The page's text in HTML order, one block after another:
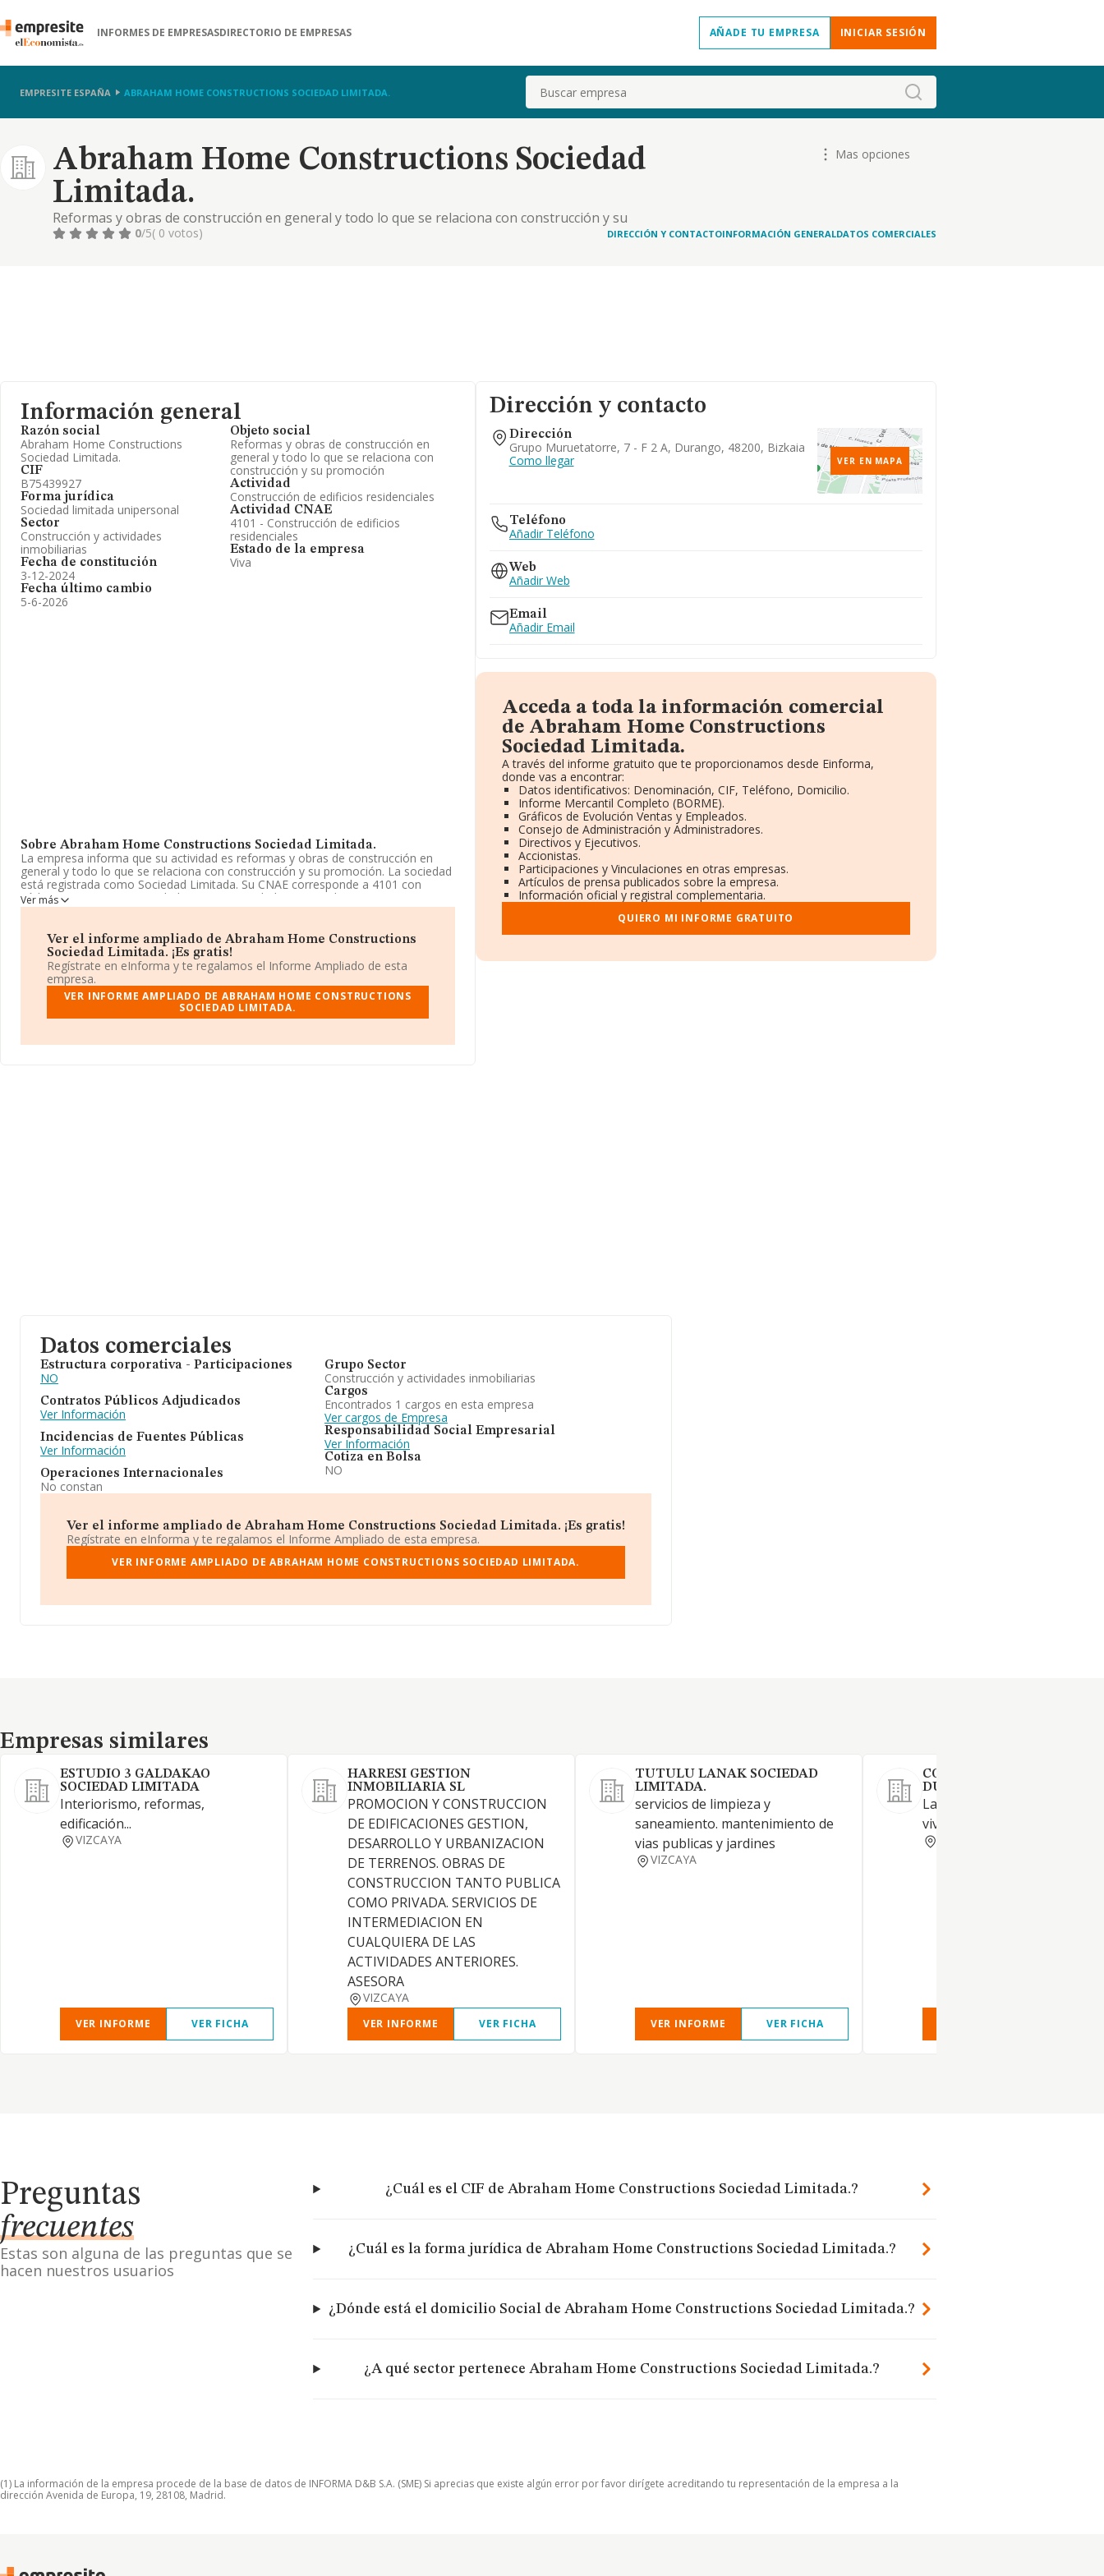
INFORMES DE EMPRESASDIRECTORIO DE EMPRESAS AÑADE TU EMPRESA INICIAR SESIÓN
EMPRESITE ESPAÑA ABRAHAM HOME CONSTRUCTIONS SOCIEDAD LIMITADA. Buscar
Abraham Home Constructions Sociedad
Limitada.
Reformas y obras de construcción en general y todo lo que se relaciona con construcción y su
promoción
Mas opciones
0/5( 0 votos) DIRECCIÓN Y CONTACTOINFORMACIÓN GENERALDATOS COMERCIALES
Información general
Razón social
Abraham Home Constructions
Sociedad Limitada.
CIF
B75439927
Forma jurídica
Sociedad limitada unipersonal
Sector
Construcción y actividades
inmobiliarias
Fecha de constitución
3-12-2024
Fecha último cambio
5-6-2026
Objeto social
Reformas y obras de construcción en
general y todo lo que se relaciona con
construcción y su promoción
Actividad
Construcción de edificios residenciales
Actividad CNAE
4101 - Construcción de edificios
residenciales
Estado de la empresa
Viva
Sobre Abraham Home Constructions Sociedad Limitada.
La empresa informa que su actividad es reformas y obras de construcción en
general y todo lo que se relaciona con construcción y su promoción. La sociedad
está registrada como Sociedad Limitada. Su CNAE corresponde a 4101 con
código '%cnae%'. La sociedad no tiene actividad en mercados exteriores.
B75439927, se encuentra en Grupo Muruetatorre núm. 7 F 2 A, (48200),
Durango, en Vizcaya, País Vasco.
Con los datos a disposición de INFORMA sobre 188.948 empresas
pertenecientes al sector, en el ámbito nacional la facturación alcanza la cifra de
36.783 millones de euros y la media entre todas las compañías es de 194 mil
euros de ventas. En cuanto a la información relativa a la provincia de Vizcaya, en
millones de euros. Con el fin de ampliar la información relativa a las compañías,
Ver más
Ver el informe ampliado de Abraham Home Constructions
Sociedad Limitada. ¡Es gratis!
Regístrate en eInforma y te regalamos el Informe Ampliado de esta
empresa.
VER INFORME AMPLIADO DE ABRAHAM HOME CONSTRUCTIONS
SOCIEDAD LIMITADA.
Dirección y contacto
Dirección
Grupo Muruetatorre, 7 - F 2 A, Durango, 48200, Bizkaia
Como llegar
VER EN MAPA
Teléfono
Añadir Teléfono
Web
Añadir Web
Email
Añadir Email
Acceda a toda la información comercial
de Abraham Home Constructions
Sociedad Limitada.
A través del informe gratuito que te proporcionamos desde Einforma,
donde vas a encontrar:
Datos identificativos: Denominación, CIF, Teléfono, Domicilio.
Informe Mercantil Completo (BORME).
Gráficos de Evolución Ventas y Empleados.
Consejo de Administración y Administradores.
Directivos y Ejecutivos.
Accionistas.
Participaciones y Vinculaciones en otras empresas.
Artículos de prensa publicados sobre la empresa.
Información oficial y registral complementaria.
QUIERO MI INFORME GRATUITO
Datos comerciales
Estructura corporativa - Participaciones
NO
Contratos Públicos Adjudicados
Ver Información
Incidencias de Fuentes Públicas
Ver Información
Operaciones Internacionales
No constan
Grupo Sector
Construcción y actividades inmobiliarias
Cargos
Encontrados 1 cargos en esta empresa
Ver cargos de Empresa
Responsabilidad Social Empresarial
Ver Información
Cotiza en Bolsa
NO
Ver el informe ampliado de Abraham Home Constructions Sociedad Limitada. ¡Es gratis!
Regístrate en eInforma y te regalamos el Informe Ampliado de esta empresa.
VER INFORME AMPLIADO DE ABRAHAM HOME CONSTRUCTIONS SOCIEDAD LIMITADA.
Empresas similares
Empresas similares
ESTUDIO 3 GALDAKAO
SOCIEDAD LIMITADA
Interiorismo, reformas,
edificación...
VIZCAYA
VER INFORME VER FICHA
HARRESI GESTION
INMOBILIARIA SL
PROMOCION Y CONSTRUCCION
DE EDIFICACIONES GESTION,
DESARROLLO Y URBANIZACION
DE TERRENOS. OBRAS DE
CONSTRUCCION TANTO PUBLICA
COMO PRIVADA. SERVICIOS DE
INTERMEDIACION EN
CUALQUIERA DE LAS
ACTIVIDADES ANTERIORES.
ASESORA
VIZCAYA
VER INFORME VER FICHA
TUTULU LANAK SOCIEDAD
LIMITADA.
servicios de limpieza y
saneamiento. mantenimiento de
vias publicas y jardines
VIZCAYA
VER INFORME VER FICHA
CONSTRUCCIONES Y
DUMAT SOCIEDAD
La reforma de interiores en
viviendas y locales
Preguntas
frecuentes
Estas son alguna de las preguntas que se
hacen nuestros usuarios
¿Cuál es el CIF de Abraham Home Constructions Sociedad Limitada.?
¿Cuál es la forma jurídica de Abraham Home Constructions Sociedad Limitada.?
¿Dónde está el domicilio Social de Abraham Home Constructions Sociedad Limitada.?
¿A qué sector pertenece Abraham Home Constructions Sociedad Limitada.?
(1) La información de la empresa procede de la base de datos de INFORMA D&B S.A. (SME) Si aprecias que existe algún error por favor dirígete acreditando tu representación de la empresa a la
dirección Avenida de Europa, 19, 28108, Madrid.